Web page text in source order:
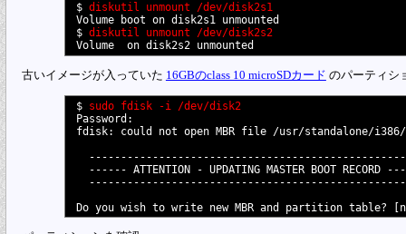
$ diskutil unmount /dev/disk2s1
Volume boot on disk2s1 unmounted
$ diskutil unmount /dev/disk2s2
古いイメージが入っていた 16GBのclass 10 microSDカード のパーティシ
$ sudo fdisk -i /dev/disk2
Password:
fdisk: could not open MBR file /usr/standalone/
------ ATTENTION - UPDATING MASTER BOOT RECORD